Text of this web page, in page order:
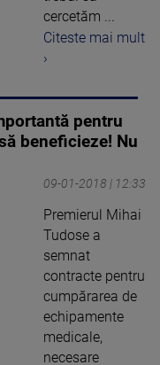
cercetăm ...
Citeste mai mult
›
pentru
beneficieze! Nu
09-01-2018 | 12:33
Premierul Mihai
Tudose a
semnat
contracte pentru
cumpărarea de
echipamente
medicale,
necesare